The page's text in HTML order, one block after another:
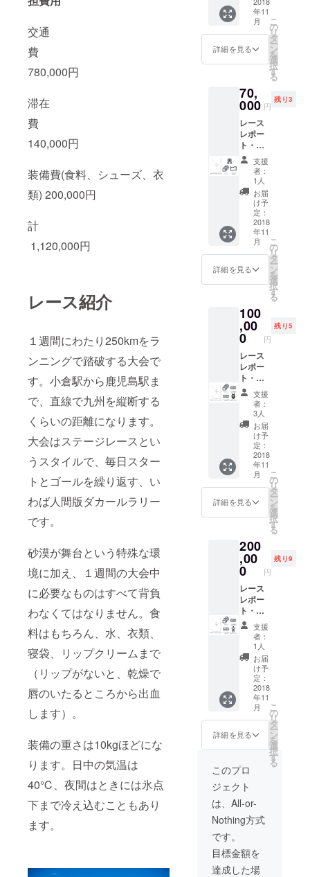
交通
費
780,000円
滞在
費
140,000円
装備費(食料、シューズ、衣
類) 200,000円
計
1,120,000円
レース紹介
１週間にわたり250kmをラ
ンニングで踏破する大会で
す。小倉駅から鹿児島駅ま
で、直線で九州を縦断する
くらいの距離になります。
大会はステージレースとい
うスタイルで、毎日スター
トとゴールを繰り返す、い
わば人間版ダカールラリー
です。
砂漠が舞台という特殊な環
境に加え、１週間の大会中
に必要なものはすべて背負
わなくてはなりません。食
料はもちろん、水、衣類、
寝袋、リップクリームまで
（リップがないと、乾燥で
唇のいたるところから出血
します）。
装備の重さは10kgほどにな
ります。日中の気温は
40℃、夜間はときには氷点
下まで冷え込むこともあり
ます。
通費は
別途）
ゴール
で掲げ
る旗に
ます 著
書
「ジャ
ングル
を走っ
た話」
（仮）
メール
配信い
たしま
す）
レース
の裏側
る報告
会の無
料参加
券（交
通費は
別途）
ステー
ジレー
ス講習
会の無
料参加
券（交
通費は
別途）
ゴール
で掲げ
る旗に
ます 著
書
「ジャ
ングル
を走っ
た話」
（仮）
年11
月
詳細を見る
こ
の
リ
タ
ー
ン
を
選
択
す
る
70,
000 円
残り3
レース
レポー
ト・動
画（４
レース
分、各
レース
終了後
１週間
程度で
メール
配信）
完走メ
ダルを
プレゼ
ント
で掲げ
る旗に
お名前
を記載
いたし
ます 著
書
「ジャ
ングル
を走っ
た話」
（仮）
支援
者：
1人
お届
け予
定：
2018
年11
月
詳細を見る
こ
の
リ
タ
ー
ン
を
選
択
す
る
100
,00
0 円
残り5
レース
レポー
ト・動
画（４
レース
分、各
レース
終了後
１週間
程度で
メール
配信）
レース
の裏側
も聞け
る報告
料参加
券（交
通費は
別途）
企業・
個人の
ロゴを
大会で
使う
ザック
にプリ
ント 著
「ジャ
ングル
を走っ
た話」
（仮）
支援
者：
3人
お届
け予
定：
2018
年11
月
詳細を見る
こ
の
リ
タ
ー
ン
を
選
択
す
る
200
,00
0 円
残り9
レース
レポー
ト・動
画（４
レース
分、各
レース
終了後
１週間
程度で
メール
配信）
レース
の裏側
も聞け
る報告
会の無
料参加
券（交
通費は
別途）
企業ロ
うウェ
アにプ
支援
者：
1人
お届
け予
定：
2018
年11
月
詳細を見る
こ
の
リ
タ
ー
ン
を
選
択
す
る
このプロ
ジェクト
は、All-or-
Nothing方式
です。
目標金額を
達成した場